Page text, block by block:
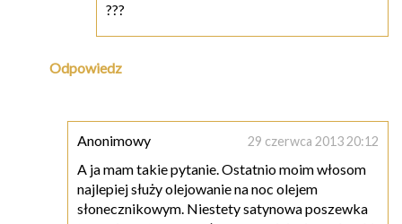
???
Odpowiedz
Anonimowy 29 czerwca 2013 20:12
A ja mam takie pytanie. Ostatnio moim włosom
najlepiej służy olejowanie na noc olejem
słonecznikowym. Niestety satynowa poszewka